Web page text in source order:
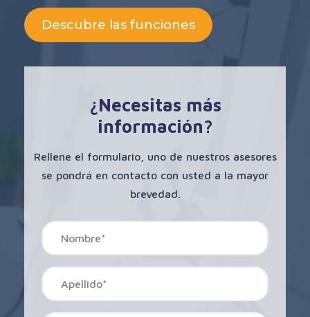
Descubre las funciones
¿Necesitas más
información?
Rellene el formulario, uno de nuestros asesores
se pondrá en contacto con usted a la mayor
brevedad.